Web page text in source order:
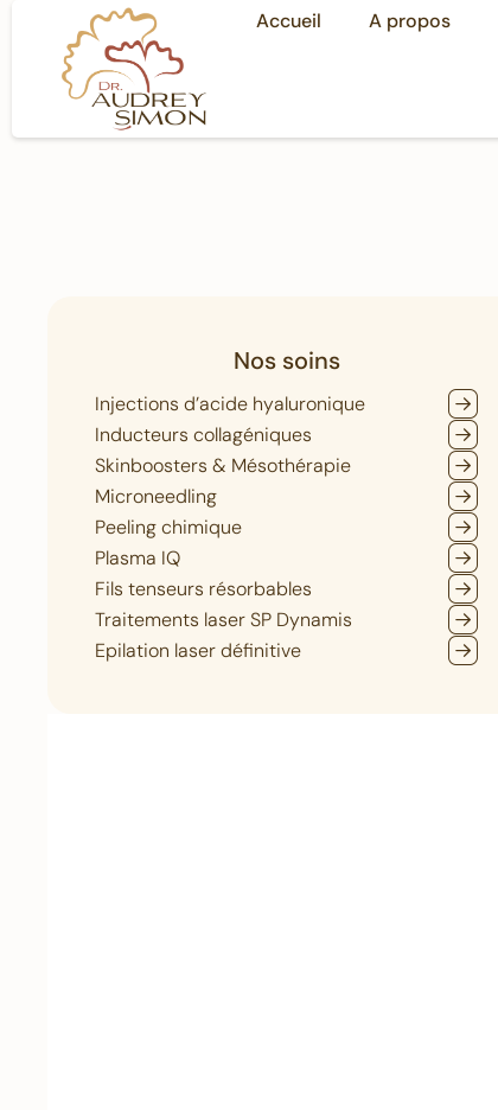
Accueil A propos
Nos soins
Injections d’acide hyaluronique
Inducteurs collagéniques
Skinboosters & Mésothérapie
Microneedling
Peeling chimique
Plasma IQ
Fils tenseurs résorbables
Traitements laser SP Dynamis
Epilation laser définitive